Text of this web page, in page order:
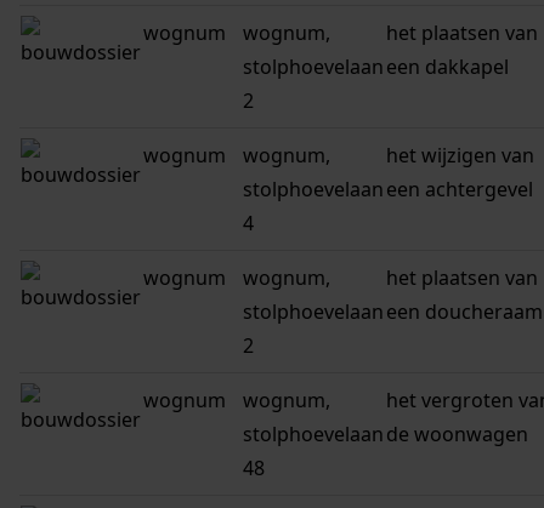
wognum
wognum,
stolphoevelaan
2
het plaatsen van
een dakkapel
wognum
wognum,
stolphoevelaan
4
het wijzigen van
een achtergevel
wognum
wognum,
stolphoevelaan
2
het plaatsen van
een doucheraam
wognum
wognum,
stolphoevelaan
48
het vergroten
de woonwagen